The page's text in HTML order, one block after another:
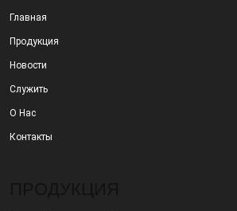
Главная
Продукция
Новости
Служить
О Нас
Контакты